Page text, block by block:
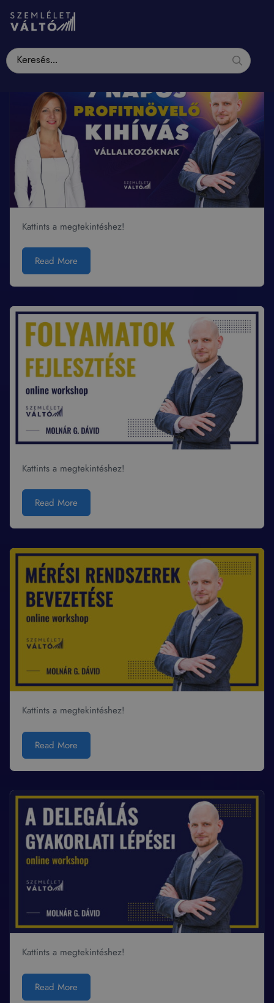
Kattints a megtekintéshez!
Read More
Kattints a megtekintéshez!
Read More
Kattints a megtekintéshez!
Read More
Kattints a megtekintéshez!
Read More